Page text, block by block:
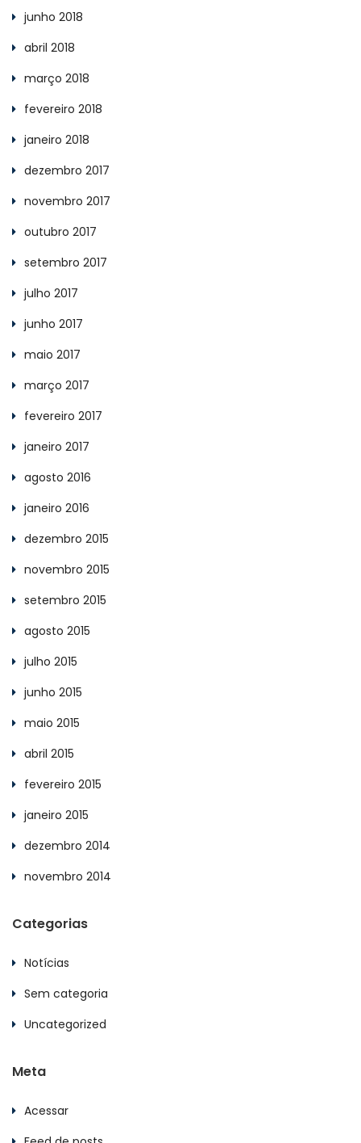
junho 2018
abril 2018
março 2018
fevereiro 2018
janeiro 2018
dezembro 2017
novembro 2017
outubro 2017
setembro 2017
julho 2017
junho 2017
maio 2017
março 2017
fevereiro 2017
janeiro 2017
agosto 2016
janeiro 2016
dezembro 2015
novembro 2015
setembro 2015
agosto 2015
julho 2015
junho 2015
maio 2015
abril 2015
fevereiro 2015
janeiro 2015
dezembro 2014
novembro 2014
Categorias
Notícias
Sem categoria
Uncategorized
Meta
Acessar